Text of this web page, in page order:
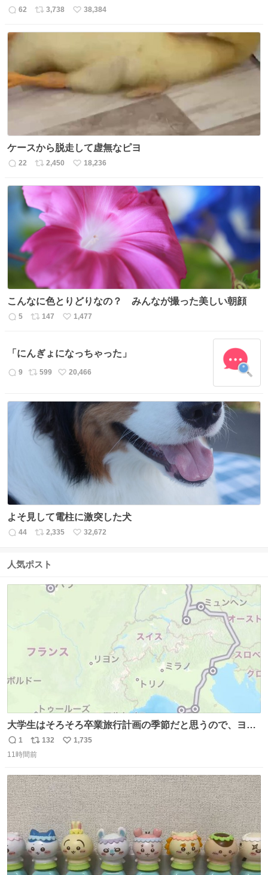
返
数
62
リ
数
3,738
い
38,384
ケースから脱走して虚無なピヨ
返
22
リ
ト
数
2,450
い
ね
数
18,236
こんなに色とりどりなの？ みんなが撮った美しい朝顔
返
数
5
リ
ス
ト
数
147
い
ね
数
1,477
「にんぎょになっちゃった」
返
数
9
リ
ス
ト
数
599
い
ね
20,466
よそ見して電柱に激突した犬
返
数
44
リ
ス
数
2,335
い
32,672
人気ポスト
大学生はそろそろ卒業旅行計画の季節だと思うので、ヨー
ロッパ🇪🇺主要国を縦断できるおすすめルートをシェア！
•以下の国をほぼユーレイルパス(EU内電車乗り放題チケッ
🇧🇪 オランダ🇳🇱 ドイツ🇩🇪 イタリア🇮🇹
返
信
1
リ
ポ
ト
数
132
い
数
1,735
11時間前